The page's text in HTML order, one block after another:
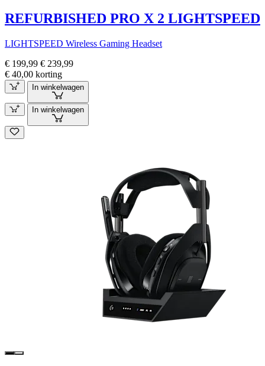
REFURBISHED PRO X 2 LIGHTSPEED
LIGHTSPEED Wireless Gaming Headset
€ 199,99 € 239,99
€ 40,00 korting
In winkelwagen
In winkelwagen